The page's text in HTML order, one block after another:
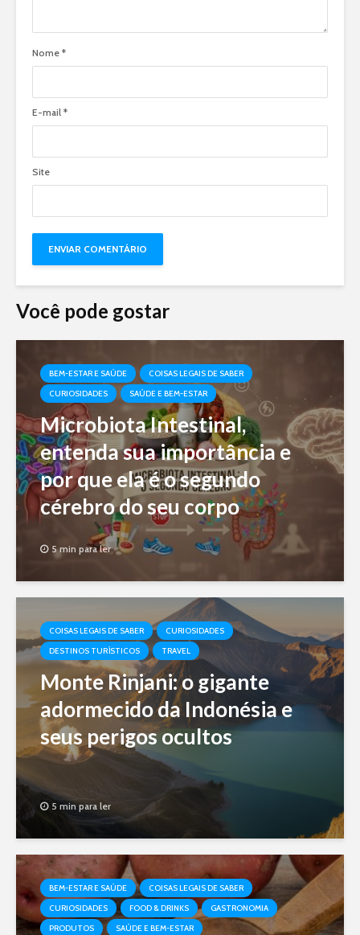
Nome *
E-mail *
Site
Você pode gostar
BEM-ESTAR E SAÚDE
COISAS LEGAIS DE SABER
CURIOSIDADES
SAÚDE E BEM-ESTAR
Microbiota Intestinal,
entenda sua importância e
por que ela é o segundo
cérebro do seu corpo
5 min para ler
COISAS LEGAIS DE SABER
CURIOSIDADES
DESTINOS TURÍSTICOS
TRAVEL
Monte Rinjani: o gigante
adormecido da Indonésia e
seus perigos ocultos
5 min para ler
BEM-ESTAR E SAÚDE
COISAS LEGAIS DE SABER
CURIOSIDADES
FOOD & DRINKS
GASTRONOMIA
PRODUTOS
SAÚDE E BEM-ESTAR